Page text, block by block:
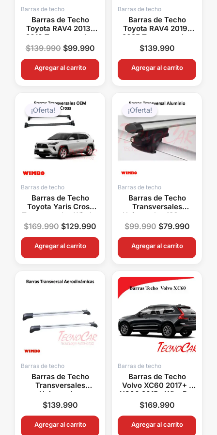
Barras de techo
Barras de Techo
Toyota RAV4 2013-
2018 Transversales
Aerodinámicas
Wimbo Aluminio
$139.990 $99.990
Agregar al carrito
Barras de techo
Barras de Techo
Toyota RAV4 2019-
2025 Transversales
Aerodinámicas
Wimbo Aluminio
$139.990
Agregar al carrito
¡Oferta!
Barras de techo
Barras de Techo
Toyota Yaris Cross
Transversales Wimbo
Aluminio OEM con
Llaves
$169.990
precio
original
era:
$169.990.
$129.990
actual
$129.990.
Agregar al carrito
¡Oferta!
Barras de techo
Barras de Techo
Transversales
Universales 120 cm
Wimbo Aluminio con
Llaves
$99.990
precio
original
era:
$99.990.
$79.990
actual
es:
Agregar al carrito
Barras de techo
Barras de Techo
Transversales
Universales
Aerodinámicas
Wimbo Aluminio con
Llave Ajustables
$139.990
Agregar al carrito
Barras de techo
Barras de Techo
Volvo XC60 2017+ /
XC90 2015+ WingBar
Wimbo Aluminio OEM
con Llaves
$169.990
Agregar al carrito